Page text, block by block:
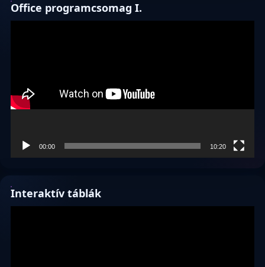
Office programcsomag I.
00:00 10:20
Interaktív táblák